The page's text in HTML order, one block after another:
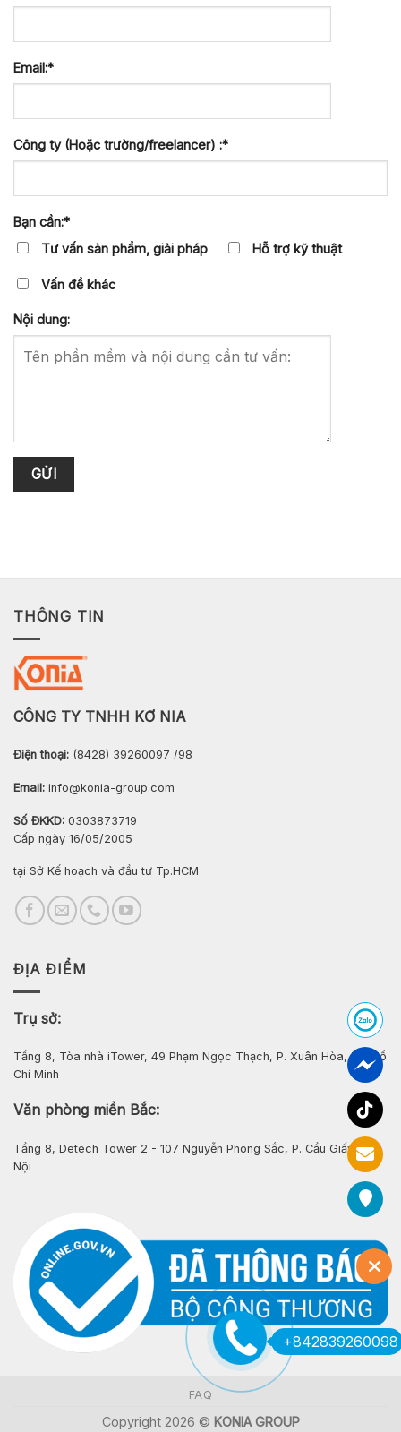
Email:*
Công ty (Hoặc trường/freelancer) :*
Bạn cần:*
Tư vấn sản phẩm, giải pháp
Hỗ trợ kỹ thuật
Vấn đề khác
Nội dung:
THÔNG TIN
CÔNG TY TNHH KƠ NIA
Điện thoại: (8428) 39260097 /98
Email: info@konia-group.com
Số ĐKKD: 0303873719
Cấp ngày 16/05/2005
tại Sở Kế hoạch và đầu tư Tp.HCM
ĐỊA ĐIỂM
Trụ sở:
Tầng 8, Tòa nhà iTower, 49 Phạm Ngọc Thạch, P. Xuân Hòa, Tp. Hồ
Chí Minh
Văn phòng miền Bắc:
Tầng 8, Detech Tower 2 - 107 Nguyễn Phong Sắc, P. Cầu Giấy, Hà
Nội
FAQ
Copyright 2026 © KONIA GROUP
+842839260098